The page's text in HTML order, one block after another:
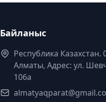
Байланыс
Республика Казахстан.
Алматы, Адрес: ул.
106а